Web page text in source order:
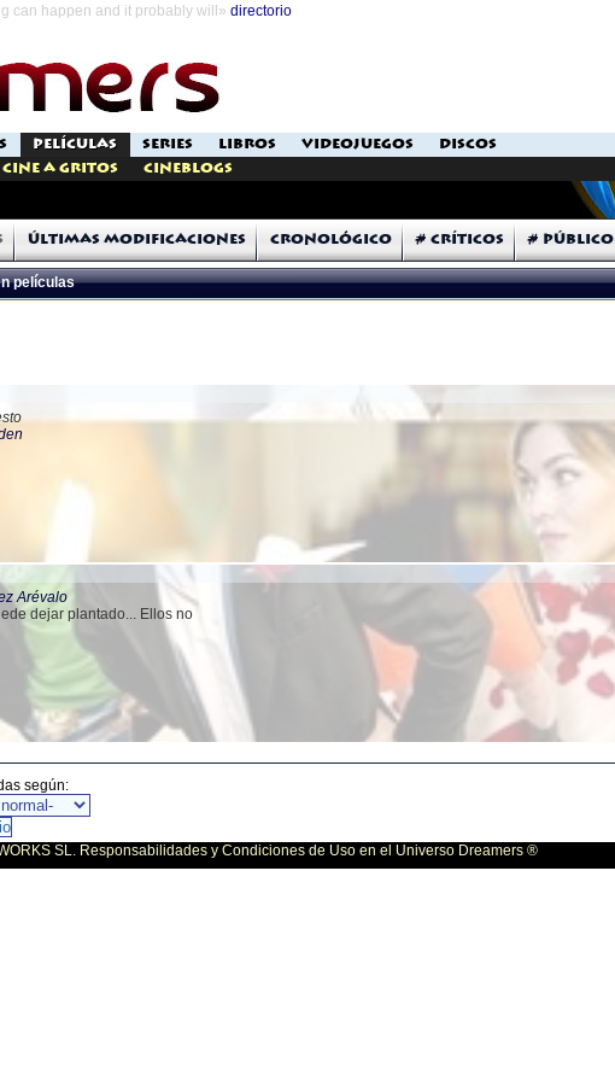
can happen and it probably will» directorio
PELÍCULAS SERIES LIBROS VIDEOJUEGOS
DISCOS
Cine a Gritos Cineblogs
Últimas modificaciones Cronológico # Críticos # Público
películas
Arévalo
dejar plantado... Ellos no
según:
SL. Responsabilidades y Condiciones de Uso en el Universo Dreamers ®